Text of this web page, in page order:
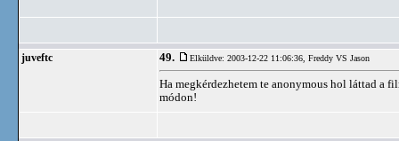
juveftc 49. Elküldve: 2003-12-22 11:06:36, Freddy VS Jason
Ha megkérdezhetem te anonymous hol láttad a
módon!